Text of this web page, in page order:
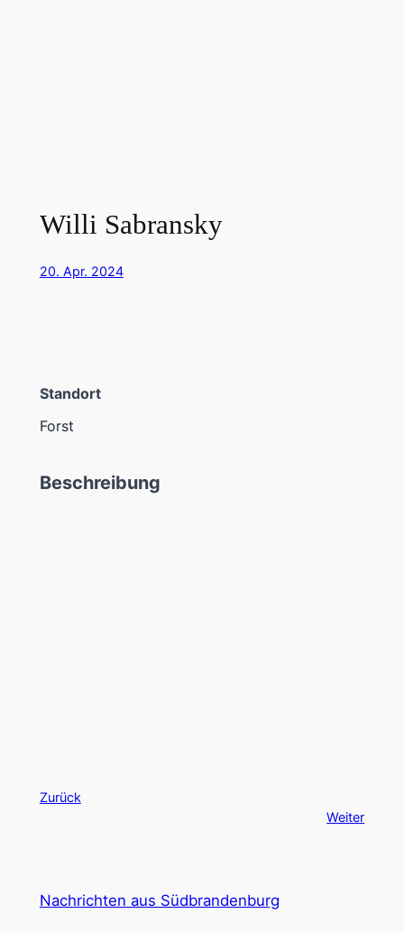
Willi Sabransky
20. Apr. 2024
Standort
Forst
Beschreibung
Zurück
Weiter
Nachrichten aus Südbrandenburg